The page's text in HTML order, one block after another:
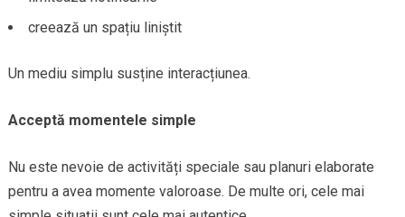
creează un spațiu liniștit
Un mediu simplu susține interacțiunea.
Acceptă momentele simple
Nu este nevoie de activități speciale sau planuri elaborate
pentru a avea momente valoroase. De multe ori, cele mai